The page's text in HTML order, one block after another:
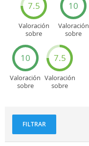
7.5
Valoración
sobre
10
Valoración
sobre
turísticos
10
Valoración
sobre
7.5
Valoración
sobre
FILTRAR